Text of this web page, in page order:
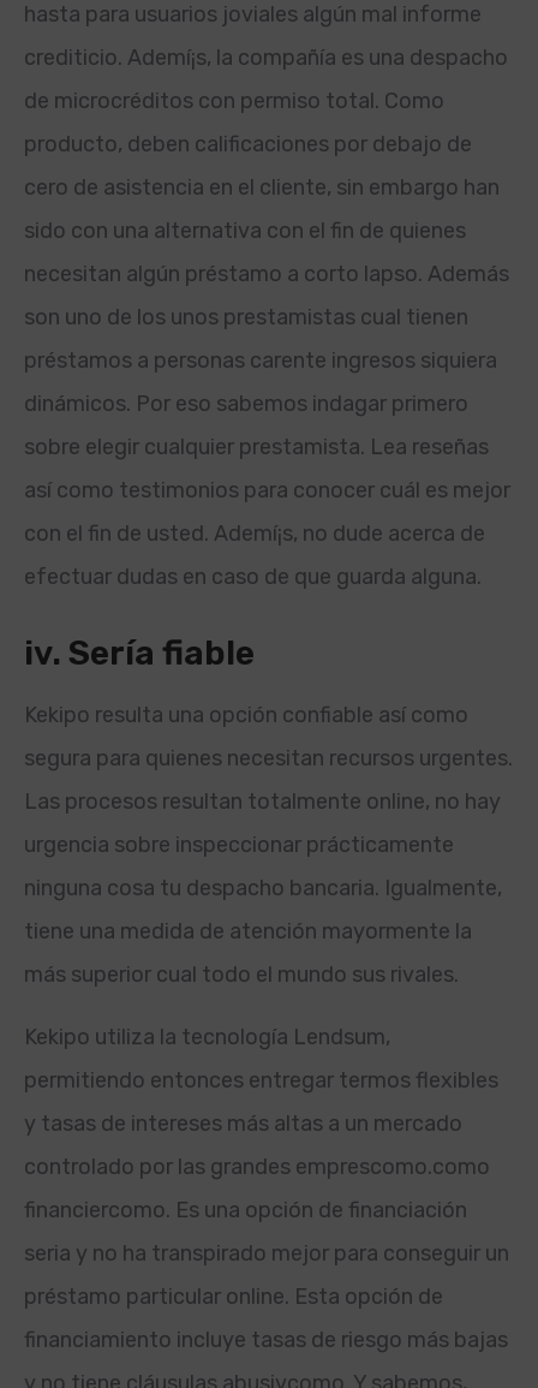
hasta para usuarios joviales algún mal informe
crediticio. Ademí¡s, la compañía es una despacho
de microcréditos con permiso total. Como
producto, deben calificaciones por debajo de
cero de asistencia en el cliente, sin embargo han
sido con una alternativa con el fin de quienes
necesitan algún préstamo a corto lapso. Además
son uno de los unos prestamistas cual tienen
préstamos a personas carente ingresos siquiera
dinámicos. Por eso sabemos indagar primero
sobre elegir cualquier prestamista. Lea reseñas
así­ como testimonios para conocer cuál es mejor
con el fin de usted. Ademí¡s, no dude acerca de
efectuar dudas en caso de que guarda alguna.
iv. Serí­a fiable
Kekipo resulta una opción confiable así­ como
segura para quienes necesitan recursos urgentes.
Las procesos resultan totalmente online, no hay
urgencia sobre inspeccionar prácticamente
ninguna cosa tu despacho bancaria. Igualmente,
tiene una medida de atención mayormente la
más superior cual todo el mundo sus rivales.
Kekipo utiliza la tecnología Lendsum,
permitiendo entonces entregar termos flexibles
y tasas de intereses más altas a un mercado
controlado por las grandes emprescomo.como
financiercomo. Es una opción de financiación
seria y no ha transpirado mejor para conseguir un
préstamo particular online. Esta opción de
financiamiento incluye tasas de riesgo más bajas